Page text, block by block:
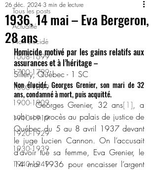
Tous les posts
Actualité
Non élucidé
1608-1699
1700-1799
1800-1899
1900-1909
1910-1919
1920-1929
1930-1939
1940-1949
1936, 14 mai – Eva Bergeron,
28 ans
26 déc. 2024 3 min de lecture
Homicide motivé par les gains relatifs aux
assurances et à l’héritage –
Sillery, Québec - 1 SC
Non élucidé. Georges Grenier, son mari de 32
ans, condamné à mort, puis acquitté.
	Georges Grenier, 32 ans
[1], a
subi son procès au palais de justice de
Québec du 5 au 8 avril 1937 devant
le juge Lucien Cannon. On l’accusait
d’avoir tué sa femme, Eva Grenier, le
14 mai 1936 pour encaisser l’argent